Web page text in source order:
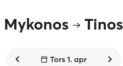
Mykonos Tinos
Tors 1. apr